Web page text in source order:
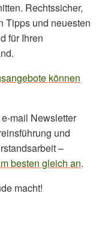
Rechtssicher,
Tipps und neuesten
für Ihren
können
mail Newsletter
und
–
besten gleich an.
macht!